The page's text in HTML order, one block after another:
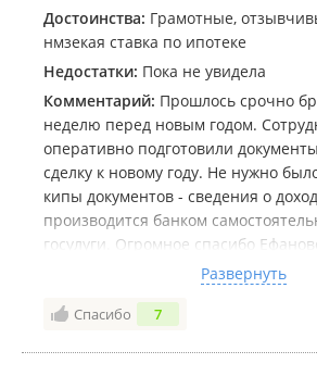
Достоинства: Грамотные,
нмзекая ставка по ипотеке
Недостатки: Пока не увидела
Комментарий: Прошлось срочно
неделю перед новым годом.
оперативно подготовили
сделку к новому году. Не нужно
кипы документов - сведения о
производится банком
госулуги. Огромное спасибо
Петровне за оперативное
отзывчивость. В банке самый
ипотеке - другие банки
Развернуть
Спасибо 7